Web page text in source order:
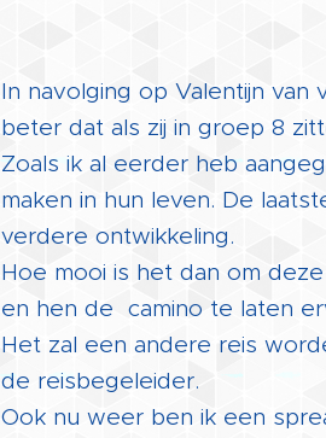
In navolging op Valentijn
beter dat als zij in groep 8
Zoals ik al eerder heb
maken in hun leven. De
verdere ontwikkeling.
Hoe mooi is het dan om
en hen de camino te laten
Het zal een andere reis
de reisbegeleider.
Ook nu weer ben ik een